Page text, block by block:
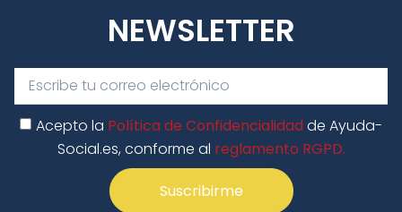
NEWSLETTER
Acepto la Política de Confidencialidad de Ayuda-
Social.es, conforme al reglamento RGPD.
Suscribirme